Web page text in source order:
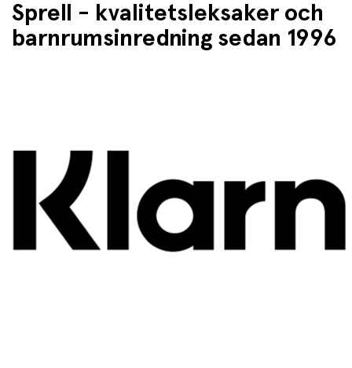
Sprell - kvalitetsleksaker och
barnrumsinredning sedan 1996